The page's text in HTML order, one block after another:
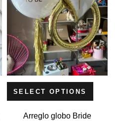
SELECT OPTIONS
Arreglo globo Bride